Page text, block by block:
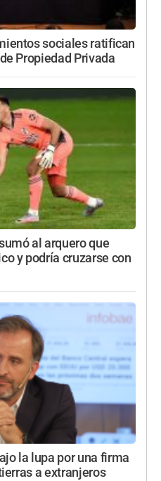
sociales ratifican
Propiedad Privada
al arquero que
y podría cruzarse con
la lupa por una firma
a extranjeros